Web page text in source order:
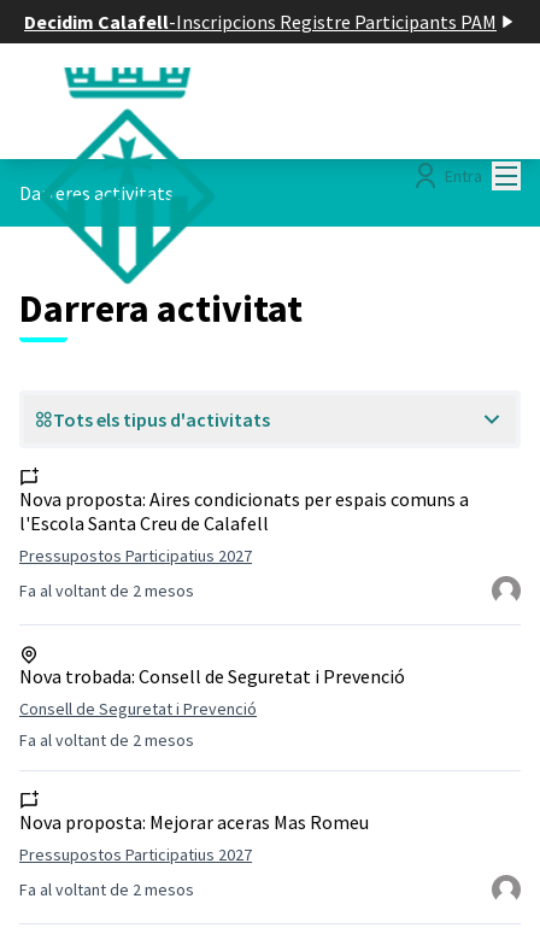
Decidim Calafell-Inscripcions Registre Participants PAM
Entra
Darreres activitats
Darrera activitat
Tots els tipus d'activitats
Fa al voltant de 2 mesos
Nova proposta: Aires condicionats per espais comuns a
l'Escola Santa Creu de Calafell
Pressupostos Participatius 2027
Fa al voltant de 2 mesos
Nova trobada: Consell de Seguretat i Prevenció
Consell de Seguretat i Prevenció
Fa al voltant de 2 mesos
Nova proposta: Mejorar aceras Mas Romeu
Pressupostos Participatius 2027